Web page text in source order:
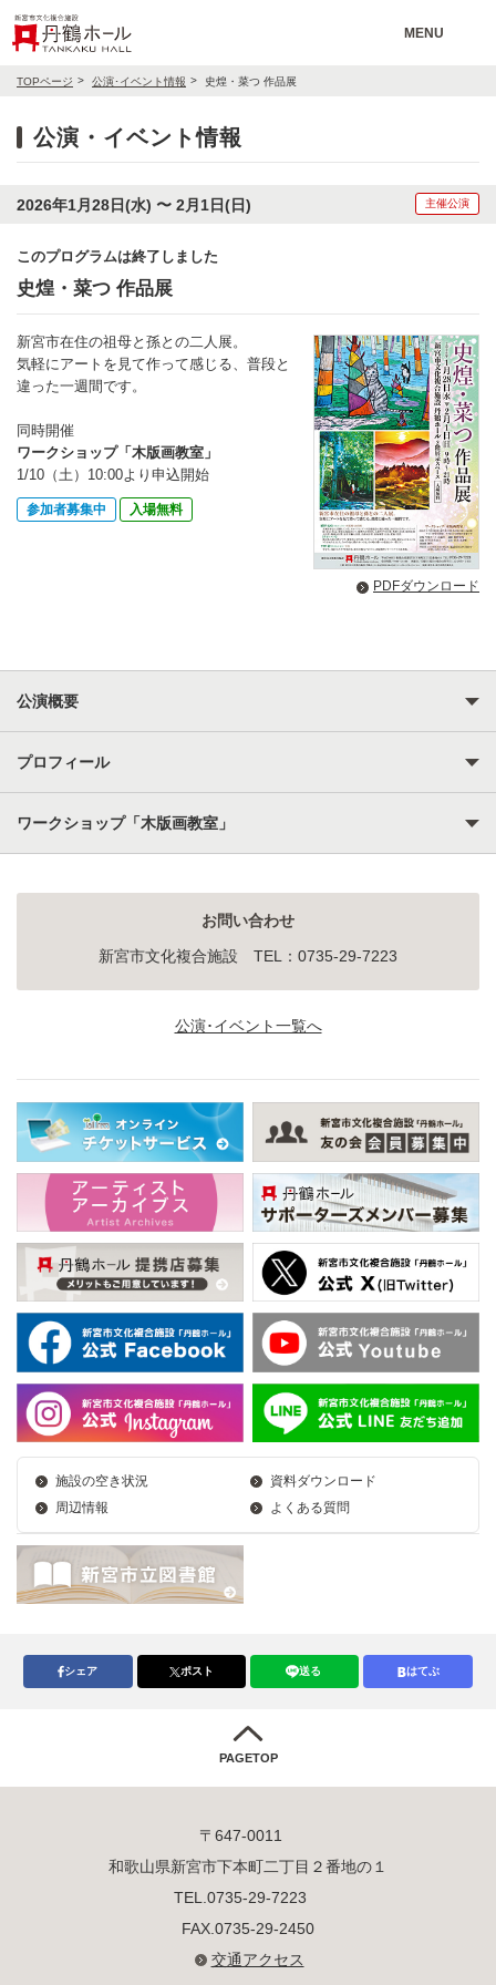
MENU
TOPページ 公演･イベント情報 史煌・菜つ 作品展
公演・イベント情報
2026年1月28日(水) 〜 2月1日(日) 主催公演
このプログラムは終了しました
史煌・菜つ 作品展
新宮市在住の祖母と孫との二人展。
気軽にアートを見て作って感じる、普段と
違った一週間です。
同時開催
ワークショップ「木版画教室」
1/10（土）10:00より申込開始
参加者募集中 入場無料
PDFダウンロード
公演概要
プロフィール
ワークショップ「木版画教室」
お問い合わせ
新宮市文化複合施設 TEL：0735-29-7223
公演･イベント一覧へ
施設の空き状況
資料ダウンロード
周辺情報
よくある質問
シェア ポスト 送る はてぶ
PAGETOP
〒647-0011
和歌山県新宮市下本町二丁目２番地の１
TEL.0735-29-7223
FAX.0735-29-2450
交通アクセス